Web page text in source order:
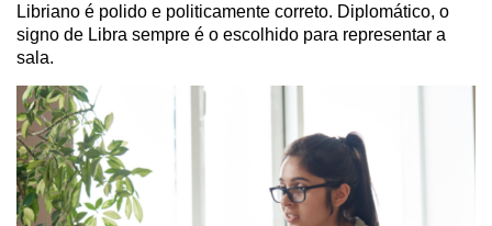
Libriano é polido e politicamente correto. Diplomático, o
signo de Libra sempre é o escolhido para representar a
sala.